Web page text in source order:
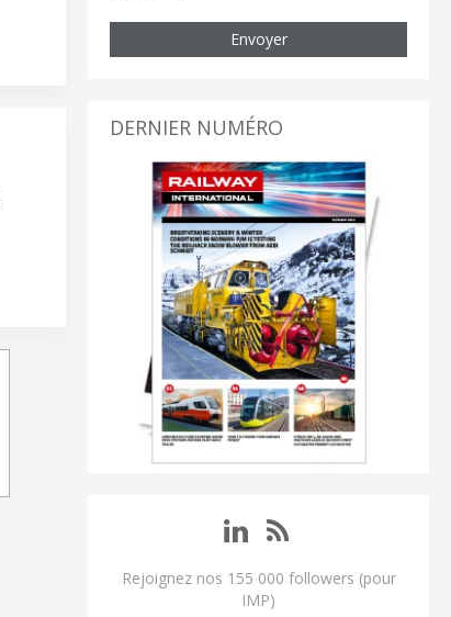
Envoyer
DERNIER NUMÉRO
Rejoignez nos 155 000 followers (pour
IMP)